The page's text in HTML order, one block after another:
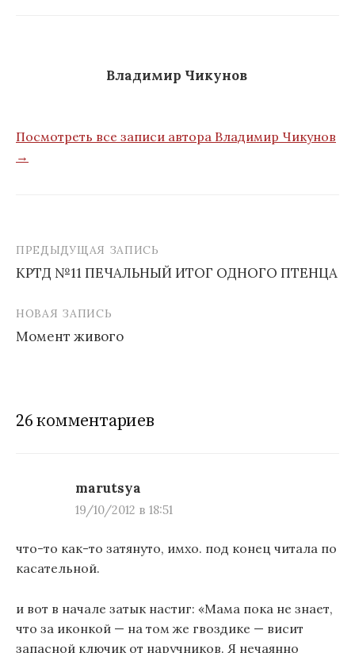
Владимир Чикунов
Посмотреть все записи автора Владимир Чикунов
→
а
г
п
о
з
а
ПРЕДЫДУЩАЯ ЗАПИСЬ
КРТД №11 ПЕЧАЛЬНЫЙ ИТОГ ОДНОГО ПТЕНЦА
НОВАЯ ЗАПИСЬ
Момент живого
26 комментариев
marutsya
19/10/2012 в 18:51
что-то как-то затянуто, имхо. под конец читала по
касательной.
и вот в начале затык настиг: «Мама пока не знает,
что за иконкой — на том же гвоздике — висит
запасной ключик от наручников. Я нечаянно